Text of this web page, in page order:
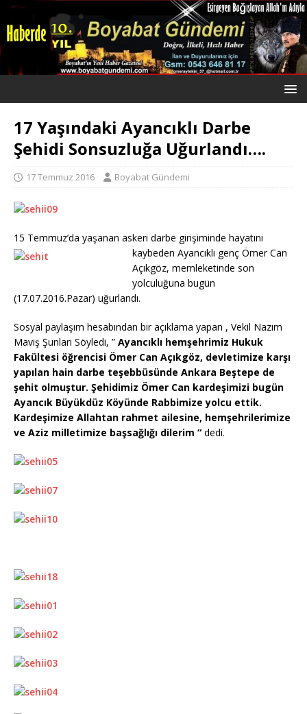
17 Yaşındaki Ayancıklı Darbe
Şehidi Sonsuzluğa Uğurlandı….
17 Temmuz 2016 Boyabat Gündemi
15 Temmuz’da yaşanan askeri darbe girişiminde hayatını
kaybeden Ayancıklı genç Ömer Can
Açıkgöz, memleketinde son
yolculuğuna bugün
(17.07.2016.Pazar) uğurlandı.
Sosyal paylaşım hesabından bir açıklama yapan , Vekil Nazım
Maviş Şunları Söyledi, ” Ayancıklı hemşehrimiz Hukuk
Fakültesi öğrencisi Ömer Can Açıkgöz, devletimize karşı
yapılan hain darbe teşebbüsünde Ankara Beştepe de
şehit olmuştur. Şehidimiz Ömer Can kardeşimizi bugün
Ayancık Büyükdüz Köyünde Rabbimize yolcu ettik.
Kardeşimize Allahtan rahmet ailesine, hemşehrilerimize
ve Aziz milletimize başsağlığı dilerim “ dedi.